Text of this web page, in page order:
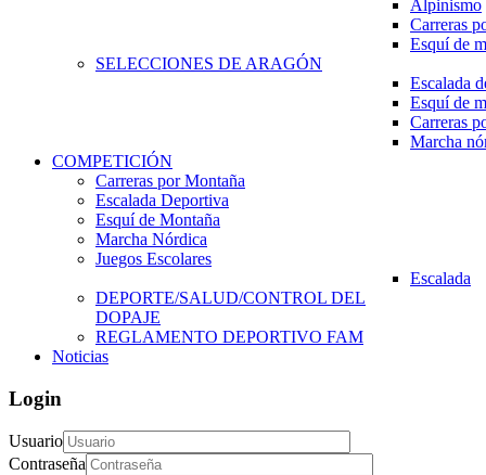
Alpinismo
Carreras
Esquí de
SELECCIONES DE ARAGÓN
Escalada
Esquí de
Carreras
Marcha
COMPETICIÓN
Carreras por Montaña
Escalada Deportiva
Esquí de Montaña
Marcha Nórdica
Juegos Escolares
Escalada
DEPORTE/SALUD/CONTROL DEL
DOPAJE
REGLAMENTO DEPORTIVO FAM
Noticias
Login
Usuario
Contraseña